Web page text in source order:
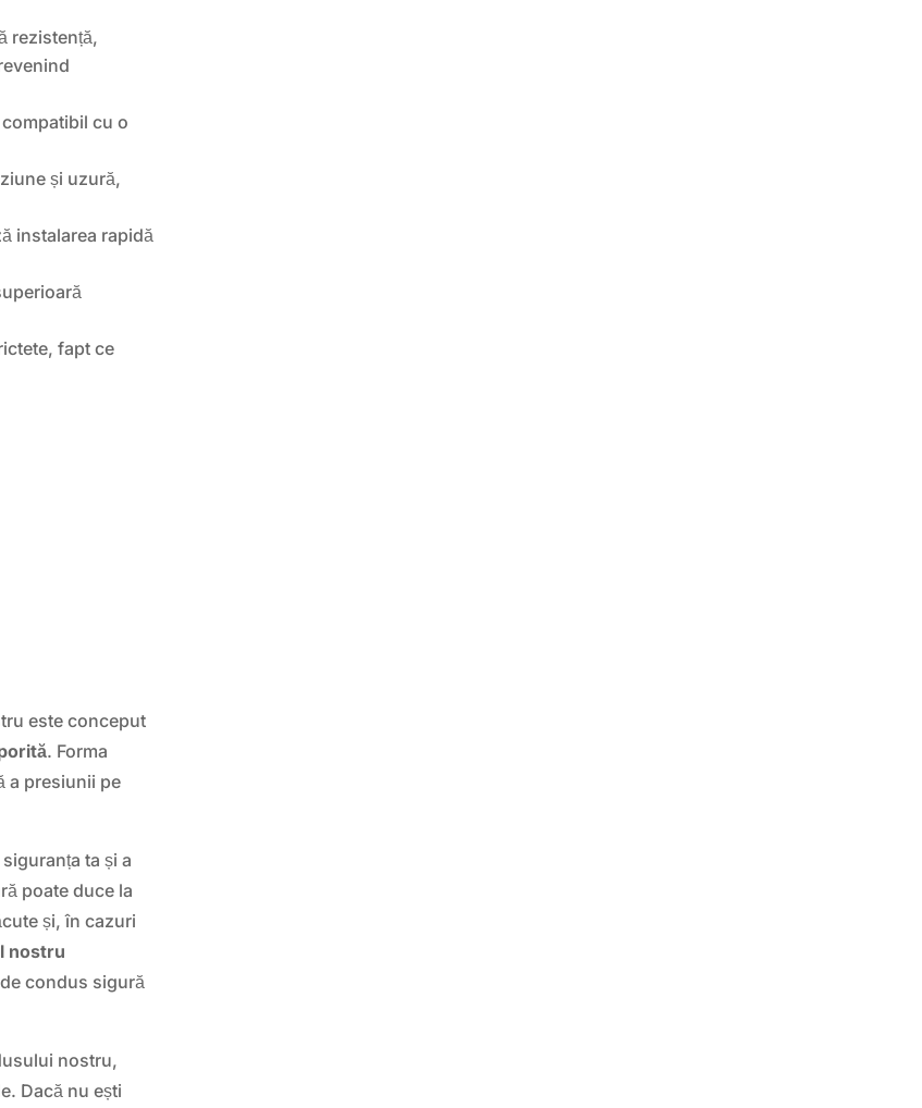
rezistență,
cu o
și uzură,
instalarea rapidă
fapt ce
este conceput
. Forma
a presiunii pe
ta și a
poate duce la
și, în cazuri
nostru
condus sigură
nostru,
Dacă nu ești